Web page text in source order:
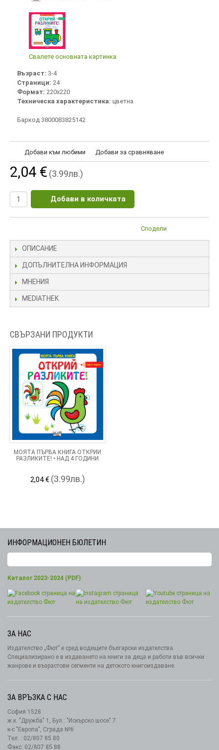
Свалете основната картинка
Възраст: 3-4
Страници: 24
Формат: 220х220
Техническа характеристика: цветна
Баркод 3800083825142
Добави към любими Добави за сравняване
2,04 € (3.99лв.)
Добави в количката
Сподели
ОПИСАНИЕ
ДОПЪЛНИТЕЛНА ИНФОРМАЦИЯ
МНЕНИЯ
MEDIATHEK
СВЪРЗАНИ ПРОДУКТИ
МОЯТА ПЪРВА КНИГА ОТКРИЙ
РАЗЛИКИТЕ! • НАД 4 ГОДИНИ
2,04 € (3.99лв.)
ИНФОРМАЦИОНЕН БЮЛЕТИН
Каталог 2023-2024 (PDF)
ЗА НАС
Издателство „Фют” е сред водещите български издателства.
Специализирано е в издаването на книги за деца и работи във всички
жанрове и възрастови сегменти на детското книгоиздаване.
ЗА ВРЪЗКА С НАС
София 1528
ж.к. "Дружба" 1, Бул.: "Искърско шосе" 7
к-с "Европа", Сграда №6
Тел. : 02/807 85 80
Факс: 02/807 85 88